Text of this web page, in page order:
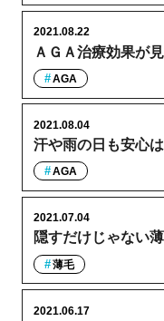
ＡＧＡ治療効果が
2021.08.22
AGA
汗や雨の日も安心
2021.08.04
AGA
隠すだけじゃない
2021.07.04
薄毛
2021.06.17